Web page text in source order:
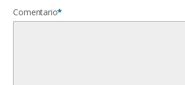
Comentario*